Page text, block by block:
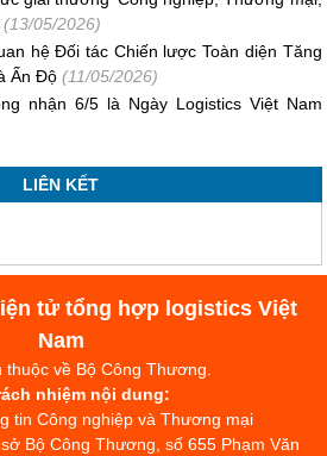
(13/05/2026)
hệ Đối tác Chiến lược Toàn diện Tăng
Ấn Độ (11/05/2026)
nhận 6/5 là Ngày Logistics Việt Nam
LIÊN KẾT
tử tổng hợp logistics Việt
Nam
thuộc về Bộ Công Thương.
nhiệm nội dung:
tin Công nghiệp và Thương mại
Bộ Công Thương, số 655 Phạm Văn